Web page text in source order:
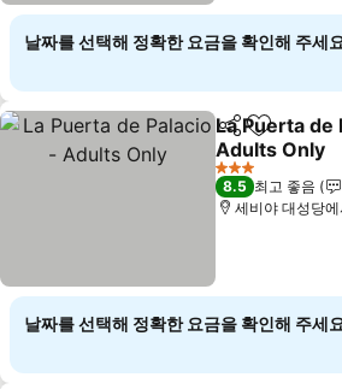
날짜를 선택해 정확한 요금을 확인해 주세
공유 즐겨찾기
La Puerta de
Adults Only
3 성급
8.5 최고 좋음
세비야 대성당
날짜를 선택해 정확한 요금을 확인해 주세